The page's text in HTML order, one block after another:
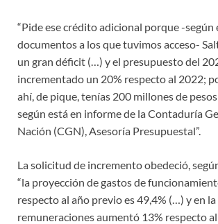
“Pide ese crédito adicional porque -según
documentos a los que tuvimos acceso-
un gran déficit (…) y el presupuesto del
incrementado un 20% respecto al 2022;
ahí, de pique, tenías 200 millones de
según está en informe de la Contaduría
Nación (CGN), Asesoría Presupuestal”.
La solicitud de incremento obedeció,
“la proyección de gastos de
respecto al año previo es 49,4% (…) y en
remuneraciones aumentó 13% respecto